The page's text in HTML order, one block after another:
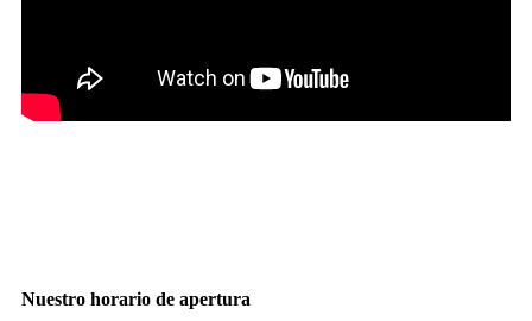
Nuestro horario de apertura